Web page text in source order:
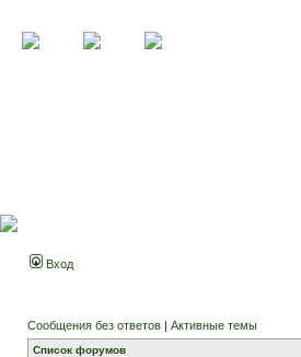
Вход
Сообщения без ответов | Активные темы
Список форумов